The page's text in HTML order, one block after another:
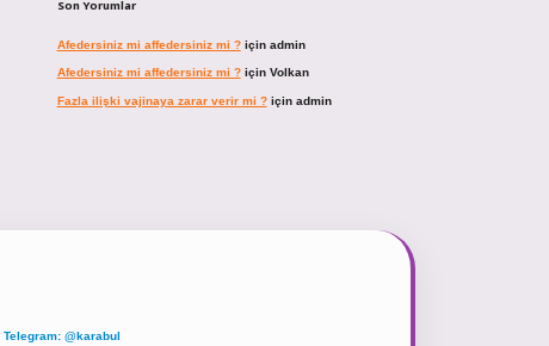
Son Yorumlar
Afedersiniz mi affedersiniz mi ?için admin
Afedersiniz mi affedersiniz mi ?için Volkan
Fazla ilişki vajinaya zarar verir mi ?için admin
Telegram: @karabul